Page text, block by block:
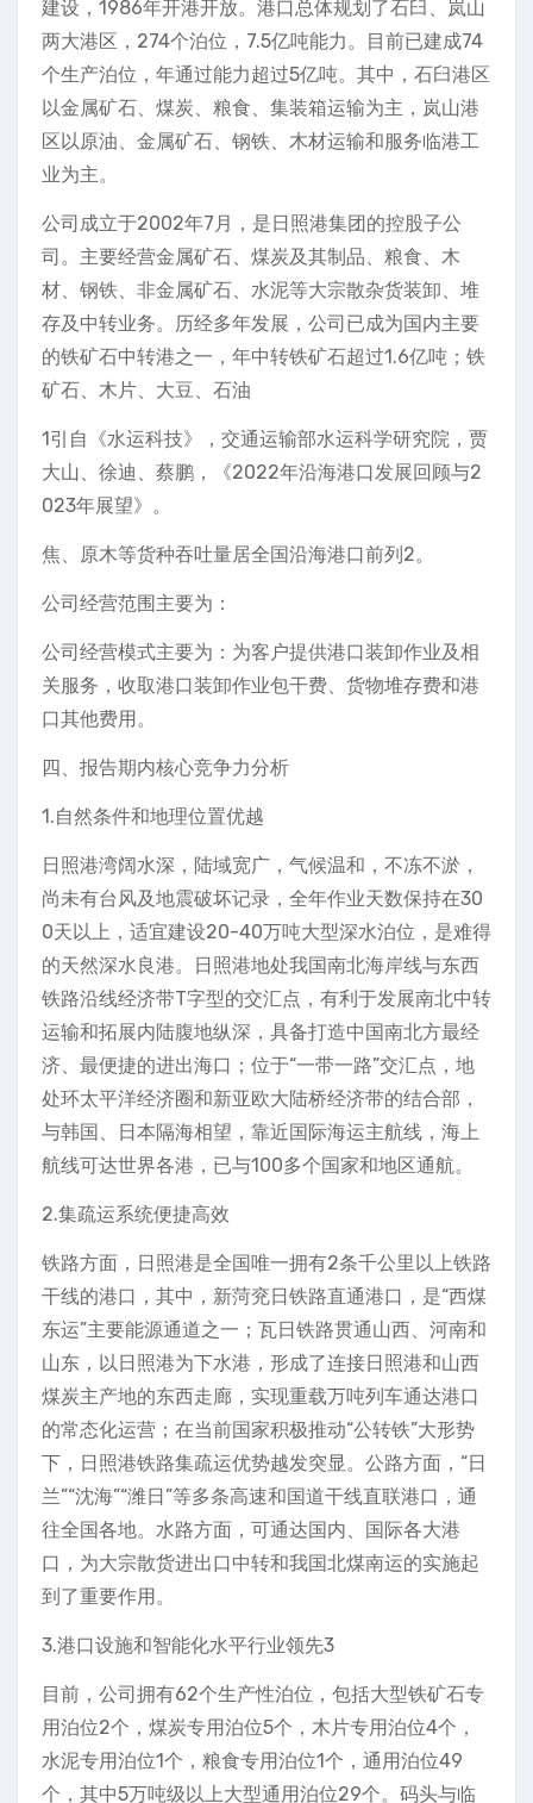
建设，1986年开港开放。港口总体规划了石臼、岚山
两大港区，274个泊位，7.5亿吨能力。目前已建成74
个生产泊位，年通过能力超过5亿吨。其中，石臼港区
以金属矿石、煤炭、粮食、集装箱运输为主，岚山港
区以原油、金属矿石、钢铁、木材运输和服务临港工
业为主。
公司成立于2002年7月，是日照港集团的控股子公
司。主要经营金属矿石、煤炭及其制品、粮食、木
材、钢铁、非金属矿石、水泥等大宗散杂货装卸、堆
存及中转业务。历经多年发展，公司已成为国内主要
的铁矿石中转港之一，年中转铁矿石超过1.6亿吨；铁
矿石、木片、大豆、石油
1引自《水运科技》，交通运输部水运科学研究院，贾
大山、徐迪、蔡鹏，《2022年沿海港口发展回顾与2
023年展望》。
焦、原木等货种吞吐量居全国沿海港口前列2。
公司经营范围主要为：
公司经营模式主要为：为客户提供港口装卸作业及相
关服务，收取港口装卸作业包干费、货物堆存费和港
口其他费用。
四、报告期内核心竞争力分析
1.自然条件和地理位置优越
日照港湾阔水深，陆域宽广，气候温和，不冻不淤，
尚未有台风及地震破坏记录，全年作业天数保持在30
0天以上，适宜建设20-40万吨大型深水泊位，是难得
的天然深水良港。日照港地处我国南北海岸线与东西
铁路沿线经济带T字型的交汇点，有利于发展南北中转
运输和拓展内陆腹地纵深，具备打造中国南北方最经
济、最便捷的进出海口；位于“一带一路”交汇点，地
处环太平洋经济圈和新亚欧大陆桥经济带的结合部，
与韩国、日本隔海相望，靠近国际海运主航线，海上
航线可达世界各港，已与100多个国家和地区通航。
2.集疏运系统便捷高效
铁路方面，日照港是全国唯一拥有2条千公里以上铁路
干线的港口，其中，新菏兖日铁路直通港口，是“西煤
东运”主要能源通道之一；瓦日铁路贯通山西、河南和
山东，以日照港为下水港，形成了连接日照港和山西
煤炭主产地的东西走廊，实现重载万吨列车通达港口
的常态化运营；在当前国家积极推动“公转铁”大形势
下，日照港铁路集疏运优势越发突显。公路方面，“日
兰”“沈海”“潍日”等多条高速和国道干线直联港口，通
往全国各地。水路方面，可通达国内、国际各大港
口，为大宗散货进出口中转和我国北煤南运的实施起
到了重要作用。
3.港口设施和智能化水平行业领先3
目前，公司拥有62个生产性泊位，包括大型铁矿石专
用泊位2个，煤炭专用泊位5个，木片专用泊位4个，
水泥专用泊位1个，粮食专用泊位1个，通用泊位49
个，其中5万吨级以上大型通用泊位29个。码头与临